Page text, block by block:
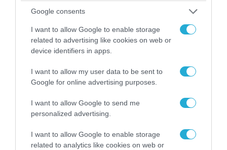
Google consents
I want to allow Google to enable storage
related to advertising like cookies on web or
device identifiers in apps.
I want to allow my user data to be sent to
Google for online advertising purposes.
I want to allow Google to send me
personalized advertising.
I want to allow Google to enable storage
related to analytics like cookies on web or
06.08.2026 | 14:02
«Επιχείρηση ελεύθερα πεζοδρόμια» στην
Αθήνα: Απομακρύνθηκαν παράνομα
αντικείμενα από κοινόχρηστους χώρους